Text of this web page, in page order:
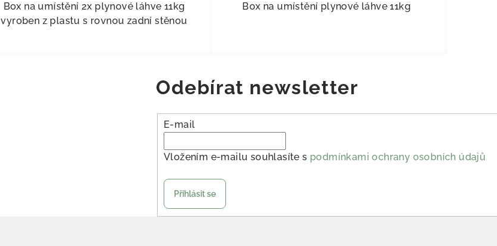
Box na umístění 2x plynové láhve 11kg
vyroben z plastu s rovnou zadní stěnou
Box na umístění plynové láhve 11kg
Odebírat newsletter
E-mail
Vložením e-mailu souhlasíte s podmínkami ochrany osobních údajů
Přihlásit se